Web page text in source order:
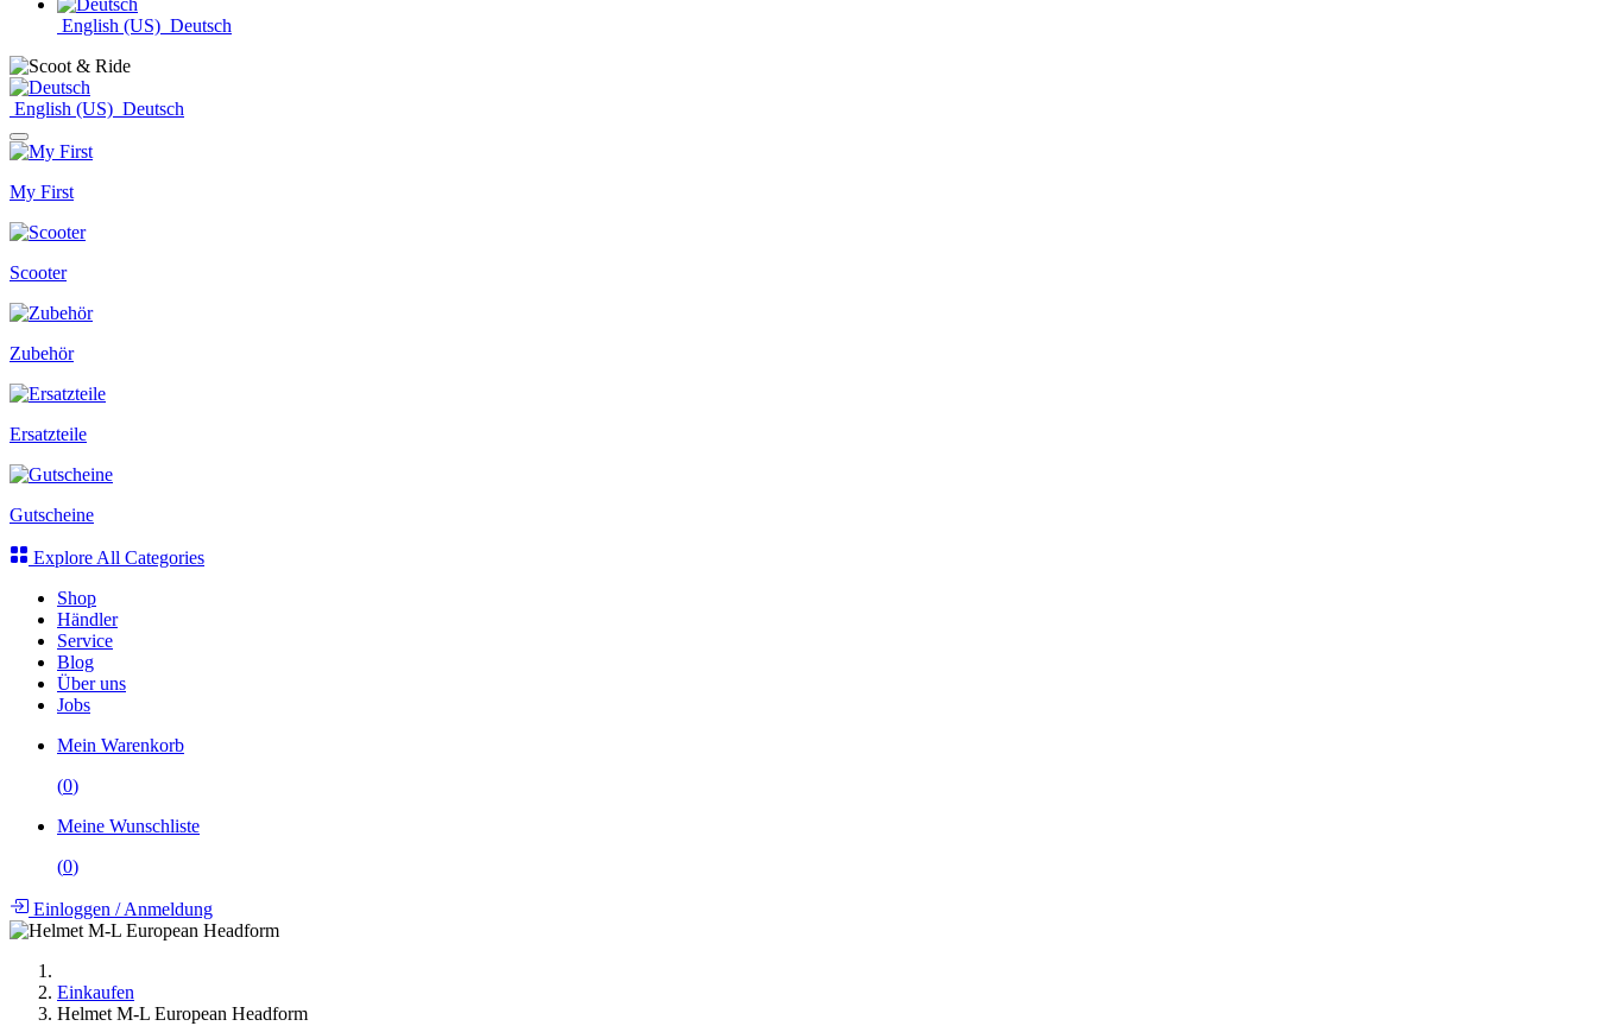
English (US) Deutsch
English (US) Deutsch
My First
Scooter
Zubehör
Ersatzteile
Gutscheine
Explore All Categories
Shop
Händler
Service
Blog
Über uns
Jobs
Mein Warenkorb
(0)
Meine Wunschliste
(0)
Einloggen /Anmeldung
Einkaufen
Helmet M-L European Headform